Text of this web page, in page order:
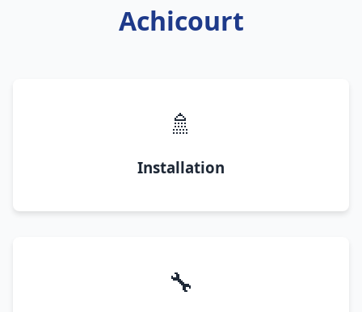
Achicourt
🚿
Installation
🔧